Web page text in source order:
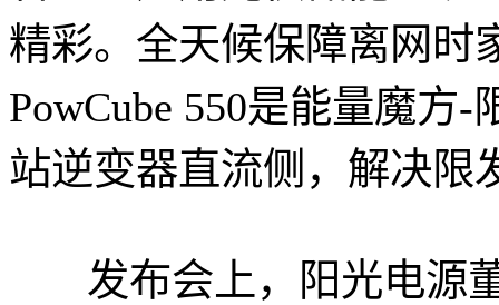
精彩。全天候保障离网时
PowCube 550是能量魔方
站逆变器直流侧，解决限
发布会上，阳光电源董